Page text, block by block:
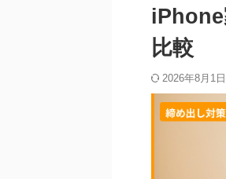
比較
2026年8月1日